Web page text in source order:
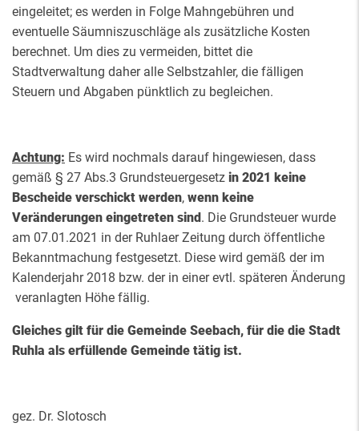
eingeleitet; es werden in Folge Mahngebühren und
eventuelle Säumniszuschläge als zusätzliche Kosten
berechnet. Um dies zu vermeiden, bittet die
Stadtverwaltung daher alle Selbstzahler, die fälligen
Steuern und Abgaben pünktlich zu begleichen.
Achtung: Es wird nochmals darauf hingewiesen, dass
gemäß § 27 Abs.3 Grundsteuergesetz in 2021 keine
Bescheide verschickt werden, wenn keine
Veränderungen eingetreten sind. Die Grundsteuer wurde
am 07.01.2021 in der Ruhlaer Zeitung durch öffentliche
Bekanntmachung festgesetzt. Diese wird gemäß der im
Kalenderjahr 2018 bzw. der in einer evtl. späteren Änderung
veranlagten Höhe fällig.
Gleiches gilt für die Gemeinde Seebach, für die die Stadt
Ruhla als erfüllende Gemeinde tätig ist.
gez. Dr. Slotosch